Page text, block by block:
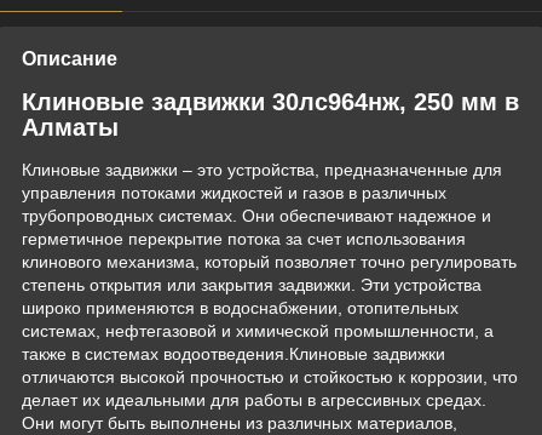
Описание
Клиновые задвижки 30лс964нж, 250 мм в
Алматы
Клиновые задвижки – это устройства, предназначенные для
управления потоками жидкостей и газов в различных
трубопроводных системах. Они обеспечивают надежное и
герметичное перекрытие потока за счет использования
клинового механизма, который позволяет точно регулировать
степень открытия или закрытия задвижки. Эти устройства
широко применяются в водоснабжении, отопительных
системах, нефтегазовой и химической промышленности, а
также в системах водоотведения.Клиновые задвижки
отличаются высокой прочностью и стойкостью к коррозии, что
делает их идеальными для работы в агрессивных средах.
Они могут быть выполнены из различных материалов,